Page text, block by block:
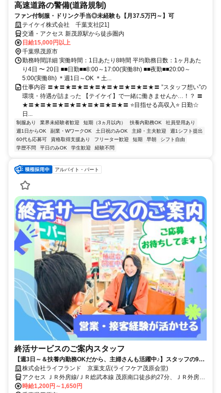
高速道路の警備(道路規制)
ファン付制服・ドリンク手当◎未経験も【月37.5万円～】可
テイケイ株式会社 千葉支社[21]
交通・アクセス 新茂原駅から徒歩圏内
日給15,000円以上
千葉県茂原市
勤務時間詳細 実働時間：1日あたり8時間 平均勤務日数：1ヶ月あた
り4日 〜 20日 ■■日勤■■8:00～17:00(実働8h) ■■夜勤■■20:00～
5:00(実働8h) ＊週1日～OK ＊土...
仕事内容 〓★〓★〓★〓★〓★〓★〓★〓★〓★〓 ”スタッフ想い”の
環境・待遇が詰まった 【テイケイ】で一緒に働きませんか…！？ 〓
★〓★〓★〓★〓★〓★〓★〓★〓★〓 ⭐目指せる高収入⭐ 日勤☆
日...
制服あり 業界未経験者歓迎 短期（3ヵ月以内） 扶養内勤務OK
社員登用あり
週1日からOK
副業・WワークOK 土日祝のみOK 主婦・主夫歓迎
週1シフト提出
60代も応募可
資格取得支援あり フリーター歓迎 短期 早朝
シフト自由
学歴不問
平日のみOK 学生歓迎 経験不問
アルバイト・パート
終活サービスのご案内スタッフ
【週3日～＆扶養内勤務OKだから、主婦さんも活躍中♪】スタッフの9割
が女性/子育てが落ち着いた方・社会復帰の方も大歓迎です◎/柔軟なシフ
ト体制・しっかりとしたサポート体制充実で働きやすさもバツグン/フル
タイム希望も大歓迎/マイカーでの直行直帰OK/営業・テレアポ・販売経
株式会社ライフランド 京葉支店(ライフケア茂原会堂)
アクセス ＪＲ外房線/ＪＲ総武本線 茂原南口徒歩約27分、ＪＲ外房線/
ＪＲ総武本線 新茂原徒歩約28分
時給1,200円～1,650円